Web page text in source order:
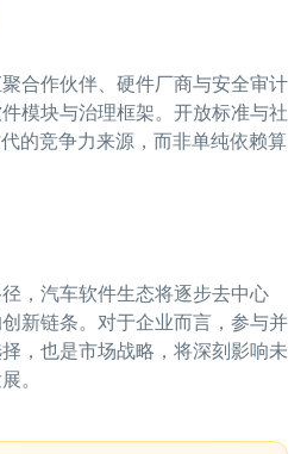
合作伙伴、硬件厂商与安全审计
模块与治理框架。开放标准与社
的竞争力来源，而非单纯依赖算
，汽车软件生态将逐步去中心
新链条。对于企业而言，参与并
，也是市场战略，将深刻影响未
。